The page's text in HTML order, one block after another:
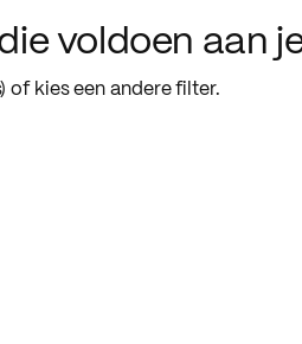
voldoen aan
of kies een andere filter.